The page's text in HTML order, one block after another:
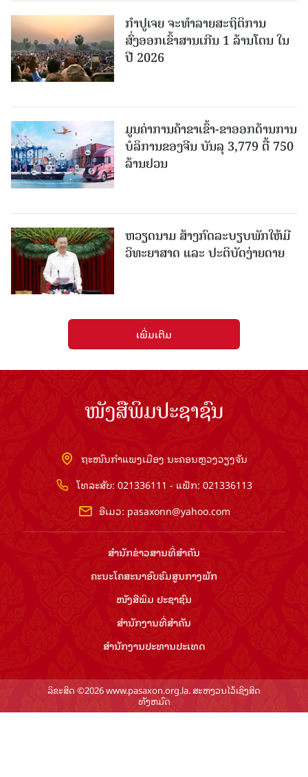
ກຳປູເຈຍ ຈະທຳລາຍສະຖິຕິການ
ສົ່ງອອກເຂົ້າສານເກີນ 1 ລ້ານໂຕນ ໃນ
ປີ 2026
ມູນຄ່າການຄ້າຂາເຂົ້າ-ຂາອອກດ້ານການ
ບໍລິການຂອງຈີນ ບັນລຸ 3,779 ຕື້ 750
ລ້ານຢວນ
ຫວຽດນາມ ສ້າງກົດລະບຽບພັກໃຫ້ມີ
ວິທະຍາສາດ ແລະ ປະຕິບັດງ່າຍດາຍ
ເພີ່ມເຕີມ
ໜັງສືພິມປະຊາຊົນ
ຖະໜົນກຳແພງເມືອງ ນະຄອນຫຼວງວຽງຈັນ
ໂທລະສັບ: 021336111 - ແຟັກ: 021336113
ອີເມວ: pasaxonn@yahoo.com
ສຳ​ນັກ​ຂ່າວ​ສານ​ທີ່​ສຳ​ຄັນ​
ຄະນະໂຄສະນາອົບຮົມ​ສູນ​ກາງ​ພັກ
ໜັງສືພິມ ປະ​ຊາ​ຊົນ
ສຳ​ນັກ​ງານ​ທີ່​ສຳ​ຄັນ
ສຳ​ນັກ​ງານ​ປະ​ທານ​ປະ​ເທດ
ລິຂະສິດ ©2026 www.pasaxon.org.la. ສະຫງວນໄວ້ເຊິງສິດ
ທັງຫມົດ